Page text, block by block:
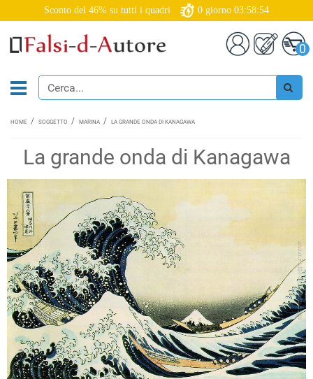
Sconto del 46% su tutti i quadri 0 giorno 03:58:53
0
HOME SOGGETTO MARINA LA GRANDE ONDA DI KANAGAWA
La grande onda di Kanagawa